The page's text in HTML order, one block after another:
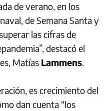
de verano, en los
de Semana Santa y
las cifras de
destacó el
Matías Lammens.
es crecimiento del
dan cuenta “los